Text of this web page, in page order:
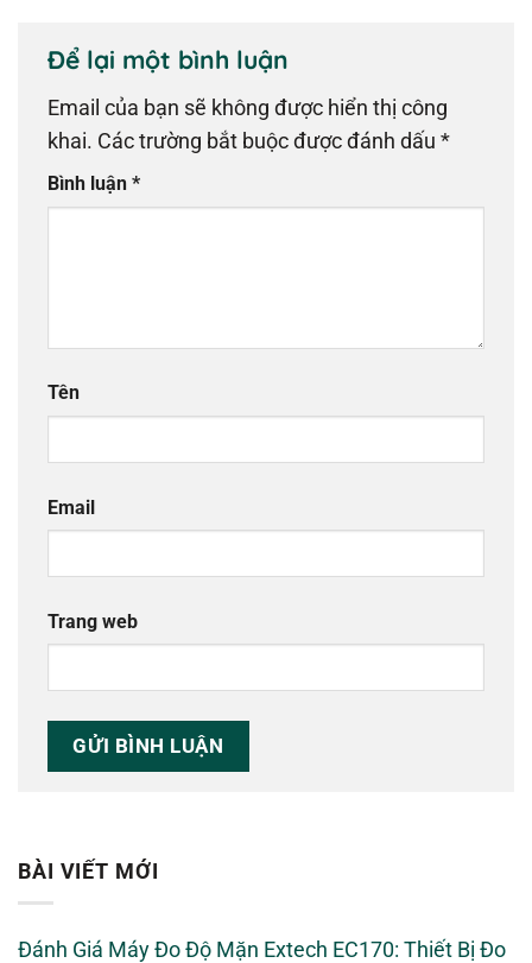
Để lại một bình luận
Email của bạn sẽ không được hiển thị công
khai. Các trường bắt buộc được đánh dấu *
Bình luận *
Tên
Email
Trang web
BÀI VIẾT MỚI
Đánh Giá Máy Đo Độ Mặn Extech EC170: Thiết Bị Đo